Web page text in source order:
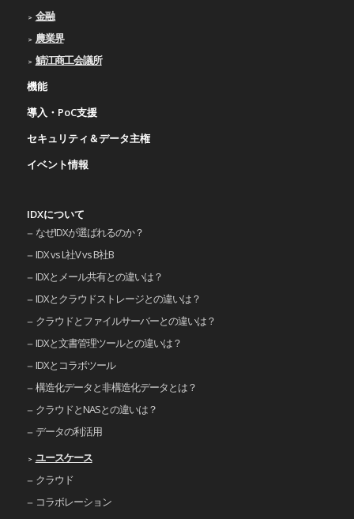
金融
農業界
鯖江商工会議所
機能
導入・PoC支援
セキュリティ＆データ主権
イベント情報
IDXについて
なぜIDXが選ばれるのか？
IDX vs L社V vs B社B
IDXとメール共有との違いは？
IDXとクラウドストレージとの違いは？
クラウドとファイルサーバーとの違いは？
IDXと文書管理ツールとの違いは？
IDXとコラボツール
構造化データと非構造化データとは？
クラウドとNASとの違いは？
データの利活用
ユースケース
クラウド
コラボレーション